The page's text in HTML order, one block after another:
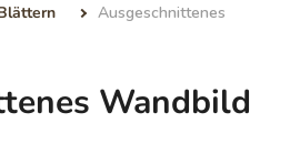
Ausgeschnittenes
Wandbild